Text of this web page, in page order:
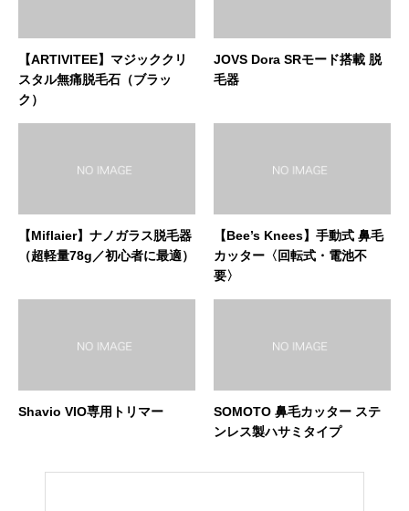
【ARTIVITEE】マジッククリ
スタル無痛脱毛石（ブラッ
ク）
JOVS Dora SRモード搭載 脱
毛器
【Miflaier】ナノガラス脱毛器
（超軽量78g／初心者に最適）
【Bee’s Knees】手動式 鼻毛
カッター〈回転式・電池不
要〉
Shavio VIO専用トリマー
SOMOTO 鼻毛カッター ステ
ンレス製ハサミタイプ